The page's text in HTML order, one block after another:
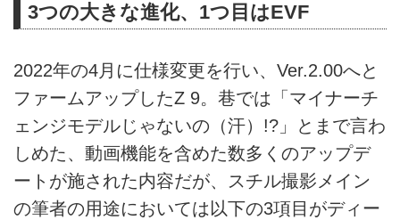
3つの大きな進化、1つ目はEVF
2022年の4月に仕様変更を行い、Ver.2.00へと
ファームアップしたZ 9。巷では「マイナーチ
ェンジモデルじゃないの（汗）!?」とまで言わ
しめた、動画機能を含めた数多くのアップデ
ートが施された内容だが、スチル撮影メイン
の筆者の用途においては以下の3項目がディー